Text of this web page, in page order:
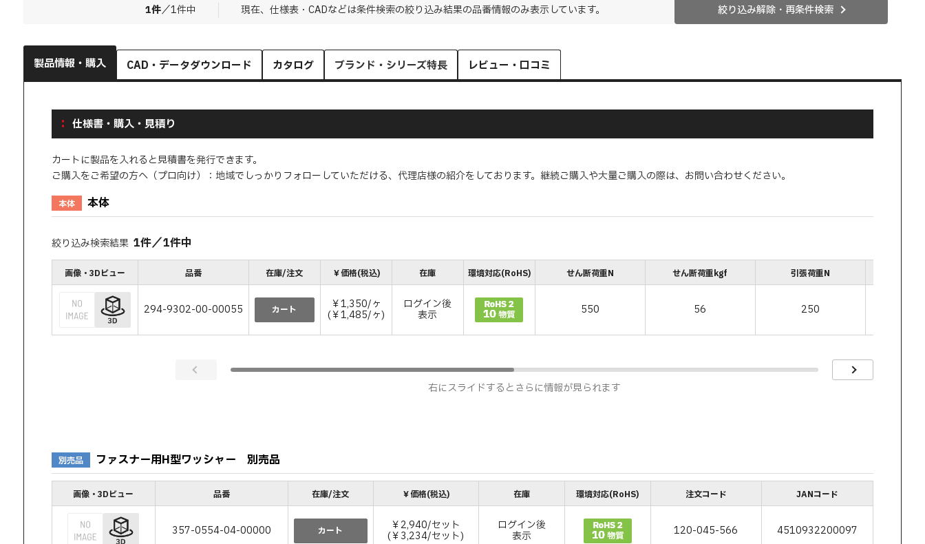
1件／1件中 現在、仕様表・CADなどは条件検索の絞り込み結果の品番情報のみ表示しています。 絞り込み解除・再条件検索
製品情報・購入 CAD・データダウンロード カタログ ブランド・シリーズ特長 レビュー・口コミ
仕様書・購入・見積り
カートに製品を入れると見積書を発行できます。
ご購入をご希望の方へ（プロ向け）：地域でしっかりフォローしていただける、代理店様の紹介をしております。継続ご購入や大量ご購入の際は、お問い合わせください。
本体 本体
絞り込み検索結果 1件／1件中
画像・3Dビュー 品番 在庫/注文 ￥価格(税込) 在庫 環境対応(RoHS) せん断荷重N せん断荷重kgf 引張荷重N
294-9302-00-00055 カート ￥1,350/ヶ
(￥1,485/ヶ)
ログイン後
表示 550 56 250
右にスライドするとさらに情報が見られます
別売品 ファスナー用H型ワッシャー 別売品
画像・3Dビュー 品番 在庫/注文 ￥価格(税込) 在庫 環境対応(RoHS) 注文コード JANコード
357-0554-04-00000 カート ￥2,940/セット
(￥3,234/セット)
ログイン後
表示 120-045-566 4510932200097